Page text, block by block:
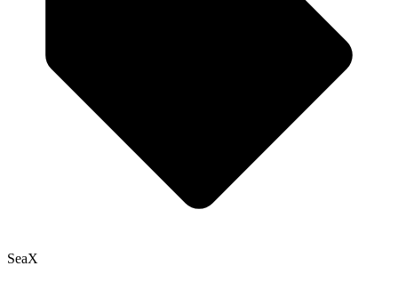
SeaX